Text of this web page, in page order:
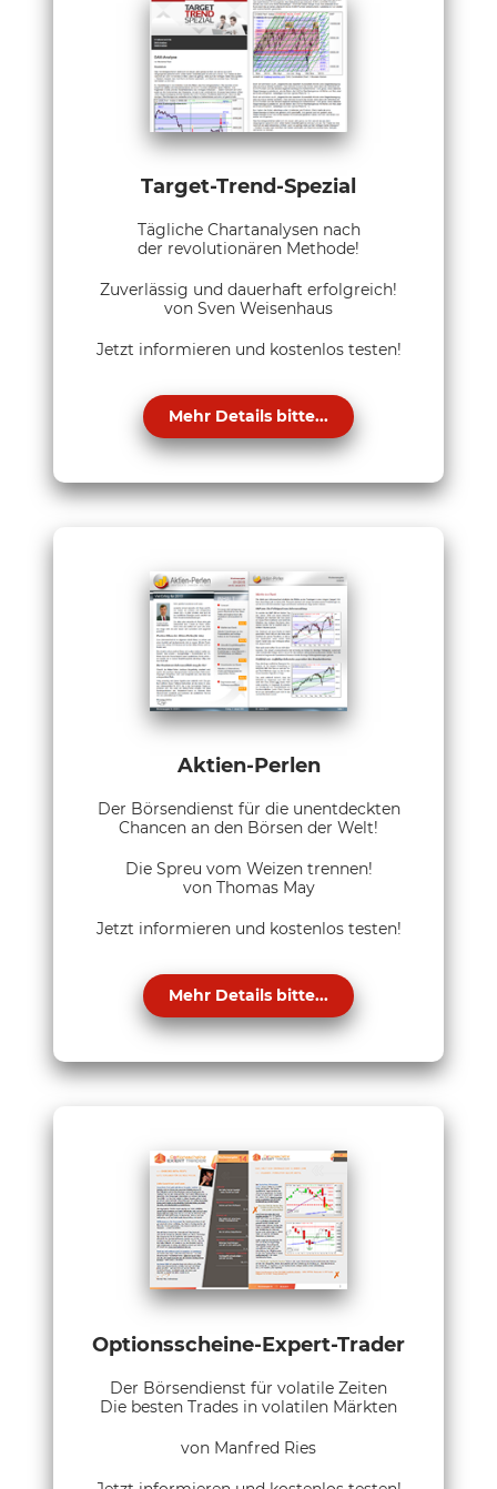
Target-Trend-Spezial
Tägliche Chartanalysen nach
der revolutionären Methode!
Zuverlässig und dauerhaft erfolgreich!
von Sven Weisenhaus
Jetzt informieren und kostenlos testen!
Mehr Details bitte...
Aktien-Perlen
Der Börsendienst für die unentdeckten
Chancen an den Börsen der Welt!
Die Spreu vom Weizen trennen!
von Thomas May
Jetzt informieren und kostenlos testen!
Mehr Details bitte...
Optionsscheine-Expert-Trader
Der Börsendienst für volatile Zeiten
Die besten Trades in volatilen Märkten
von Manfred Ries